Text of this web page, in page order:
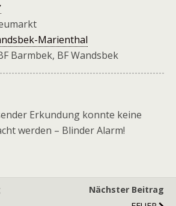
Marienthal
Barmbek, BF Wandsbek
Erkundung konnte keine
werden – Blinder Alarm!
Nächster Beitrag